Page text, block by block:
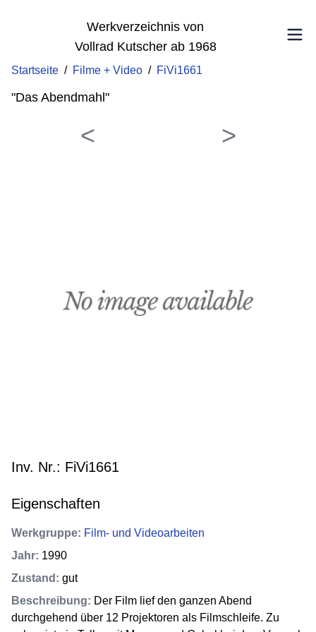
Werkverzeichnis von
Vollrad Kutscher ab 1968
Startseite / Filme + Video / FiVi1661
"Das Abendmahl"
Inv. Nr.: FiVi1661
Eigenschaften
Werkgruppe: Film- und Videoarbeiten
Jahr: 1990
Zustand : gut
Beschreibung: Der Film lief den ganzen Abend
durchgehend über 12 Projektoren als Filmschleife. Zu
< >